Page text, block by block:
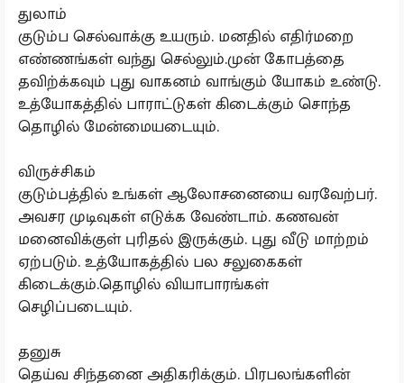
துலாம்
குடும்ப செல்வாக்கு உயரும். மனதில் எதிர்மறை
எண்ணங்கள் வந்து செல்லும்.முன் கோபத்தை
தவிற்க்கவும் புது வாகனம் வாங்கும் யோகம் உண்டு.
உத்யோகத்தில் பாராட்டுகள் கிடைக்கும் சொந்த
தொழில் மேன்மையடையும்.
விருச்சிகம்
குடும்பத்தில் உங்கள் ஆலோசனையை வரவேற்பர்.
அவசர முடிவுகள் எடுக்க வேண்டாம். கணவன்
மனைவிக்குள் புரிதல் இருக்கும். புது வீடு மாற்றம்
ஏற்படும். உத்யோகத்தில் பல சலுகைகள்
கிடைக்கும்.தொழில் வியாபாரங்கள்
செழிப்படையும்.
தனுசு
தெய்வ சிந்தனை அதிகரிக்கும். பிரபலங்களின்